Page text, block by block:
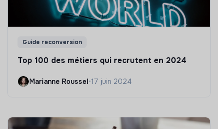
Guide reconversion
Top 100 des métiers qui recrutent en 2024
Marianne Roussel•17 juin 2024